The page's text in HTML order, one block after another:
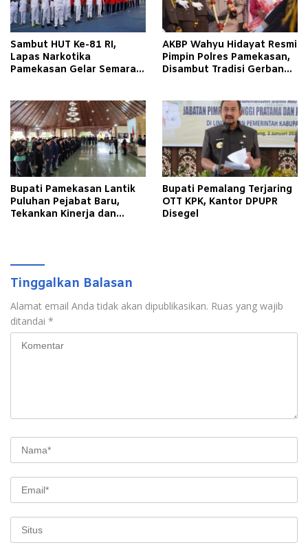
Sambut HUT Ke-81 RI,
Lapas Narkotika
Pamekasan Gelar Semarak
AKBP Wahyu Hidayat Resmi
Pimpin Polres Pamekasan,
Disambut Tradisi Gerbang
Bupati Pamekasan Lantik
Puluhan Pejabat Baru,
Tekankan Kinerja dan
Bupati Pemalang Terjaring
OTT KPK, Kantor DPUPR
Disegel
Tinggalkan Balasan
Alamat email Anda tidak akan dipublikasikan. Ruas yang wajib
ditandai *